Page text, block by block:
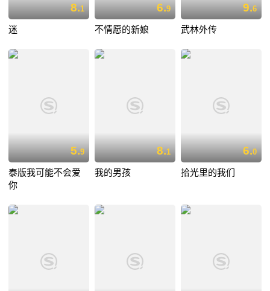
8.1
迷
6.9
不情愿的新娘
9.6
武林外传
5.9
泰版我可能不会爱
你
8.1
我的男孩
6.0
拾光里的我们